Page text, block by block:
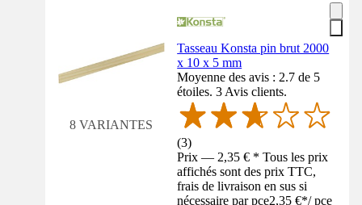
8 VARIANTES
Tasseau Konsta pin brut 2000
x 10 x 5 mm
Moyenne des avis : 2.7 de 5
étoiles. 3 Avis clients.
(3)
Prix — 2,35 € * Tous les prix
affichés sont des prix TTC,
frais de livraison en sus si
nécessaire par pce2,35 €*/ pce